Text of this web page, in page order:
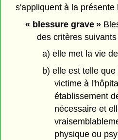
s'appliquent à la présente
« blessure grave »
des critères suivants
a) elle met la vie
b) elle est telle
victime à
établissement
nécessaire et
physique ou